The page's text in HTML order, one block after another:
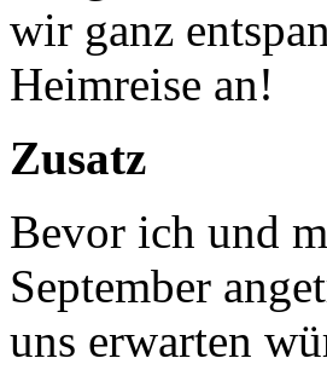
wir ganz
Heimreise an!
Zusatz
Bevor ich und
September
uns erwarten